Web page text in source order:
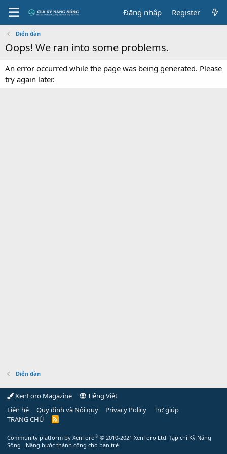
Đăng nhập Register
Diễn đàn
Oops! We ran into some problems.
An error occurred while the page was being generated. Please
try again later.
Diễn đàn
XenForo Magazine
Tiếng Việt
Liên hệ
Quy định và Nội quy Privacy Policy
Trợ giúp
TRANG CHỦ
R
Community platform by XenForo® © 2010-2021 XenForo Ltd. Tạp chí Kỹ Năng
Sống - Nâng bước thành công cho bạn trẻ.